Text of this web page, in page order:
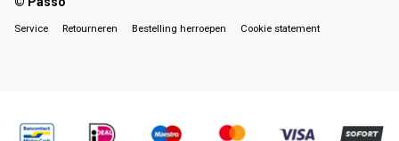
Service Retourneren Bestelling herroepen Cookie statement